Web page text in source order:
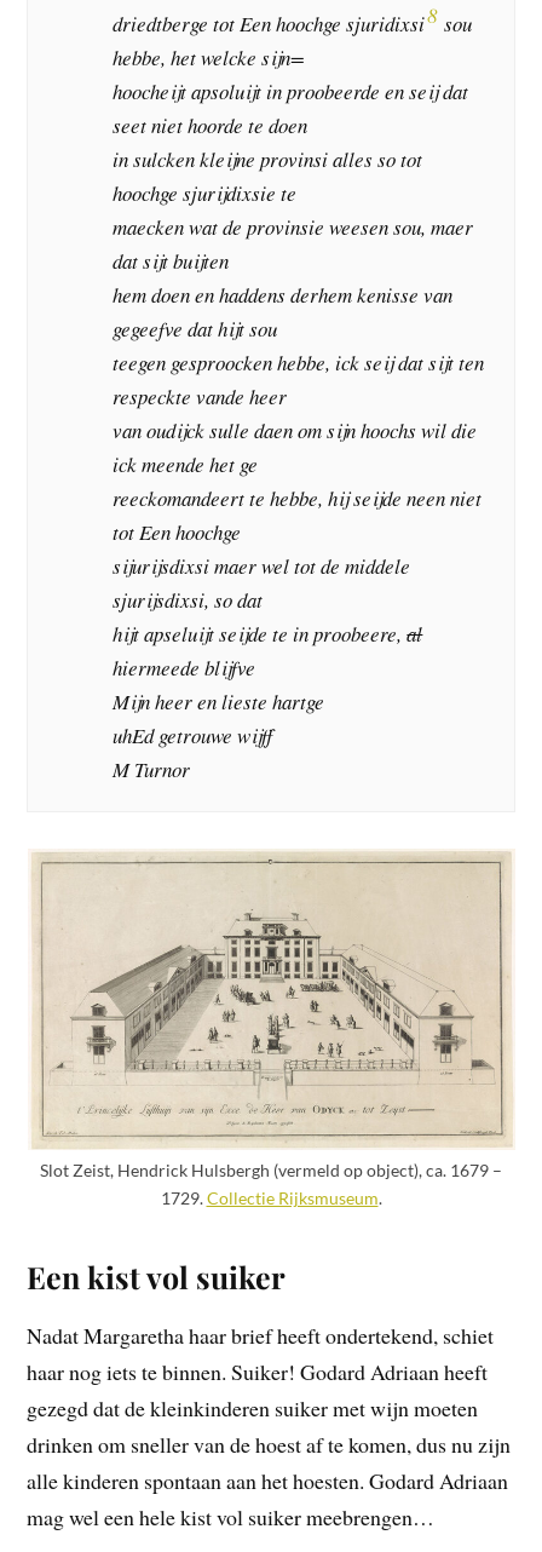
driedtberge tot Een hoochge sjuridixsi8 sou
hebbe, het welcke sijn=
hoocheijt apsoluijt in proobeerde en seij dat
seet niet hoorde te doen
in sulcken kleijne provinsi alles so tot
hoochge sjurijdixsie te
maecken wat de provinsie weesen sou, maer
dat sijt buijten
hem doen en haddens derhem kenisse van
gegeefve dat hijt sou
teegen gesproocken hebbe, ick seij dat sijt ten
respeckte vande heer
van oudijck sulle daen om sijn hoochs wil die
ick meende het ge
reeckomandeert te hebbe, hij seijde neen niet
tot Een hoochge
sijurijsdixsi maer wel tot de middele
sjurijsdixsi, so dat
hijt apseluijt seijde te in proobeere,al
hiermeede blijfve
Mijn heer en lieste hartge
uhEd getrouwe wijff
M Turnor
Slot Zeist, Hendrick Hulsbergh (vermeld op object), ca. 1679 –
1729.Collectie Rijksmuseum.
Een kist vol suiker
Nadat Margaretha haar brief heeft ondertekend, schiet
haar nog iets te binnen. Suiker! Godard Adriaan heeft
gezegd dat de kleinkinderen suiker met wijn moeten
drinken om sneller van de hoest af te komen, dus nu zijn
alle kinderen spontaan aan het hoesten. Godard Adriaan
mag wel een hele kist vol suiker meebrengen…